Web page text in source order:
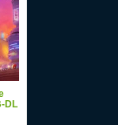
DL